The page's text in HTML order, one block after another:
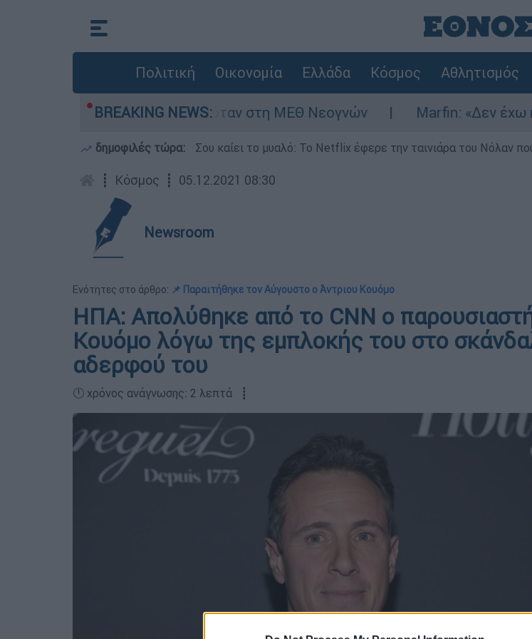
Πολιτική Οικονομία Ελλάδα Κόσμος Αθλητισμός
BREAKING NEWS:
8 ημερών - Νοσηλευόταν στη ΜΕΘ Νεογνών Marfin: «Δεν έχω
δημοφιλές τώρα: Σου καίει το μυαλό: Το Netflix έφερε την ταινιάρα του Νόλαν
┋ Κόσμος ┋ 05.12.2021 08:30
Newsroom
Ενότητες στο άρθρο: 📌 Παραιτήθηκε τον Αύγουστο ο Άντριου Κουόμο
ΗΠΑ: Απολύθηκε από το CNN ο
Κουόμο λόγω της εμπλοκής του στο
αδερφού του
🕛 χρόνος ανάγνωσης: 2 λεπτά ┋